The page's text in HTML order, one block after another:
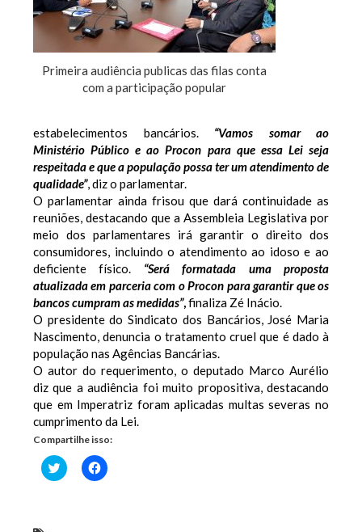
Primeira audiência publicas das filas conta
com a participação popular
estabelecimentos bancários.“Vamos somar ao
Ministério Público e ao Procon para que essa Lei seja
respeitada e que a população possa ter um atendimento de
qualidade”, diz o parlamentar.
O parlamentar ainda frisou que dará continuidade as
reuniões, destacando que a Assembleia Legislativa por
meio dos parlamentares irá garantir o direito dos
consumidores, incluindo o atendimento ao idoso e ao
deficiente físico. “Será formatada uma proposta
atualizada em parceria com o Procon para garantir que os
bancos cumpram as medidas”,finaliza Zé Inácio.
O presidente do Sindicato dos Bancários, José Maria
Nascimento, denuncia o tratamento cruel que é dado à
população nas Agências Bancárias.
O autor do requerimento, o deputado Marco Aurélio
diz que a audiência foi muito propositiva, destacando
que em Imperatriz foram aplicadas multas severas no
cumprimento da Lei.
Compartilhe isso:
Clique
para
Clique
para